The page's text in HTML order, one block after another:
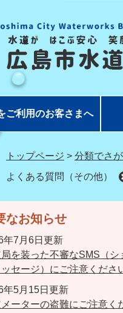
ご利用のお客さまへ
トップページ > 分類でさ
よくある質問（その他）
なお知らせ
年7月6日更新
を装った不審なSMS（シ
ッセージ）にご注意くださ
年5月15日更新
ーターの盗難にご注意く